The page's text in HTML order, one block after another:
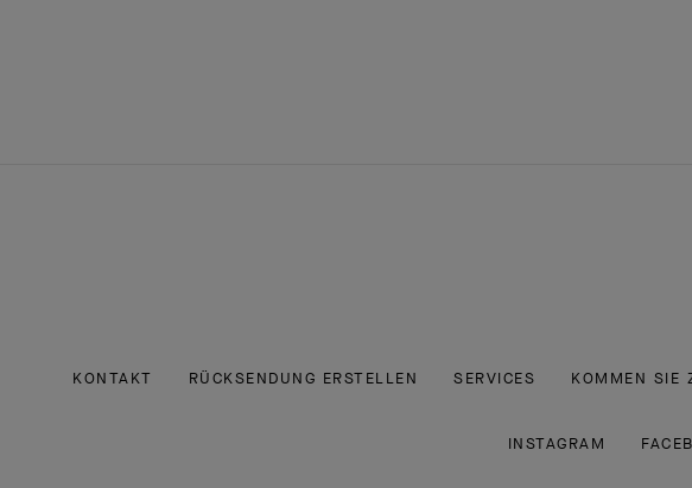
KONTAKT RÜCKSENDUNG ERSTELLEN SERVICES KOMMEN SIE
INSTAGRAM